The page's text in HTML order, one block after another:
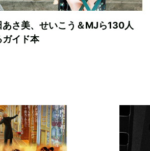
さ美、せいこう＆MJら130人
ガイド本